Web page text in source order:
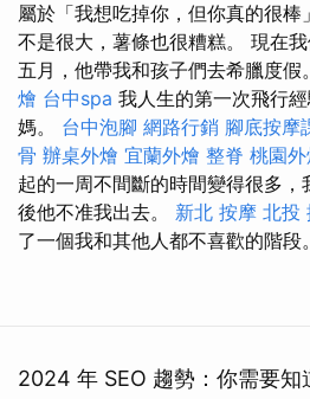
屬於「我想吃掉你，但你真的很棒
不是很大，薯條也很糟糕。 現在我
五月，他帶我和孩子們去希臘度假
燴 台中spa 我人生的第一次飛行
媽。 台中泡腳 網路行銷 腳底按摩
骨 辦桌外燴 宜蘭外燴 整脊 桃園外
起的一周不間斷的時間變得很多
後他不准我出去。 新北 按摩 北投
了一個我和其他人都不喜歡的階段。
2024 年 SEO 趨勢：你需要知